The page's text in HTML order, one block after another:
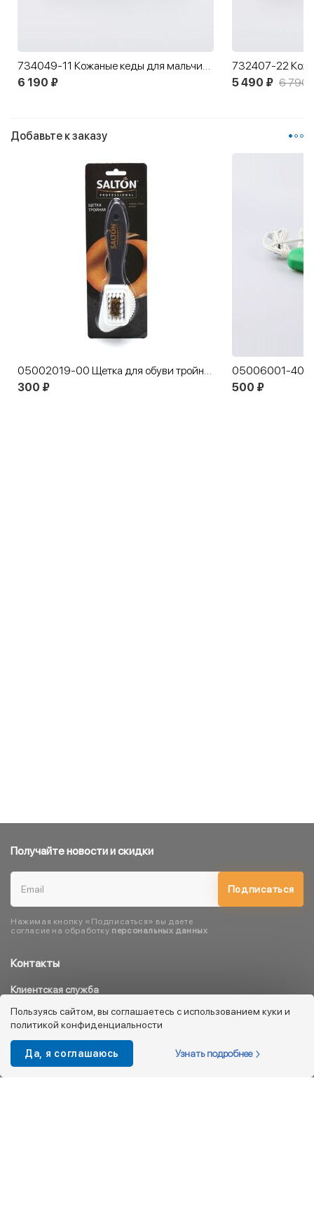
734049-11 Кожаные кеды для мальчика-подростка
6 190 ₽
5 490 ₽ 6 790
Добавьте к заказу
05002019-00 Щетка для обуви тройная
300 ₽
500 ₽
Контакты
Клиентская служба
8 800 333 08 45
info@kotofey.ru
Магазины в Москва (50)
Получайте новости и скидки
Подписаться
Нажимая кнопку «Подписаться» вы даете
согласие на обработку персональных данных
Пользуясь сайтом, вы соглашаетесь с использованием куки и
политикой конфиденциальности
Да, я соглашаюсь Узнать подробнее